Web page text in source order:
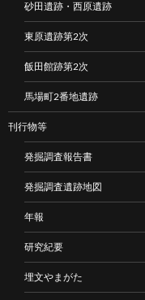
砂田遺跡・西原遺跡
東原遺跡第2次
飯田館跡第2次
馬場町2番地遺跡
刊行物等
発掘調査報告書
発掘調査遺跡地図
年報
研究紀要
埋文やまがた